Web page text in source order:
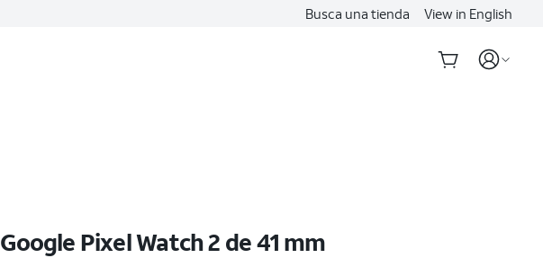
Busca una tienda View in English
Google Pixel Watch 2 de 41 mm